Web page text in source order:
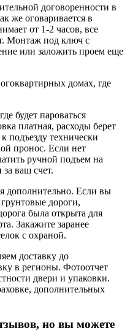
договоренности в
же оговаривается в
от 1-2 часов, все
Монтаж под ключ с
или заложить проем еще
домах, где
будет пароваться
платная, расходы берет
подъезду технически
пронос. Если нет
ручной подъем на
ваш счет.
дополнительно. Если вы
дороги,
была открыта для
Закажите заранее
с охраной.
доставку до
в регионы. Фотоотчет
двери и упаковки.
дополнительных
но вы можете